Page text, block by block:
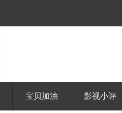
宝贝加油 影视小评